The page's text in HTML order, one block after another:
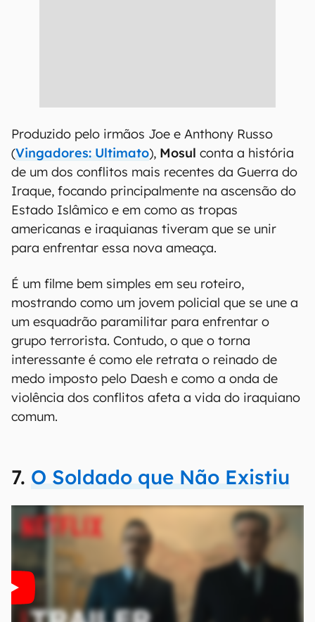
Produzido pelo irmãos Joe e Anthony Russo
(Vingadores: Ultimato), Mosul conta a história
de um dos conflitos mais recentes da Guerra do
Iraque, focando principalmente na ascensão do
Estado Islâmico e em como as tropas
americanas e iraquianas tiveram que se unir
para enfrentar essa nova ameaça.
É um filme bem simples em seu roteiro,
mostrando como um jovem policial que se une a
um esquadrão paramilitar para enfrentar o
grupo terrorista. Contudo, o que o torna
interessante é como ele retrata o reinado de
medo imposto pelo Daesh e como a onda de
violência dos conflitos afeta a vida do iraquiano
comum.
7. O Soldado que Não Existiu